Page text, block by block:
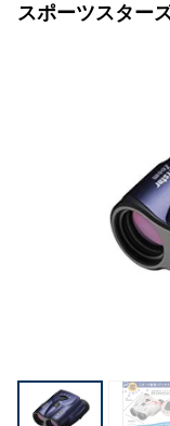
スポーツスター